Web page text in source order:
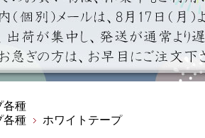
各種
各種
ホワイトテープ